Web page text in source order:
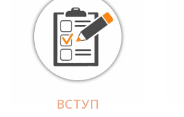
ВСТУП